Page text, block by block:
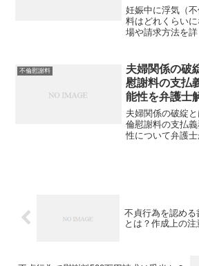
妊娠中に浮気（
料はどれくらい
場や請求方法を
不倫慰謝料
夫婦関係の破
慰謝料の支払
能性を弁護士
夫婦関係の破綻
倫慰謝料の支払
性について弁護
不貞行為を認め
とは？作成上の